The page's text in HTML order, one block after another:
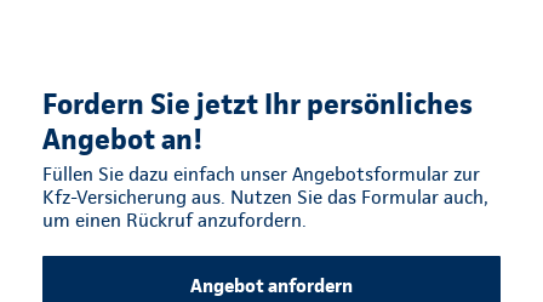
Fordern Sie jetzt Ihr persönliches
Angebot an!
Füllen Sie dazu einfach unser Angebotsformular zur
Kfz-Versicherung aus. Nutzen Sie das Formular auch,
um einen Rückruf anzufordern.
Angebot anfordern